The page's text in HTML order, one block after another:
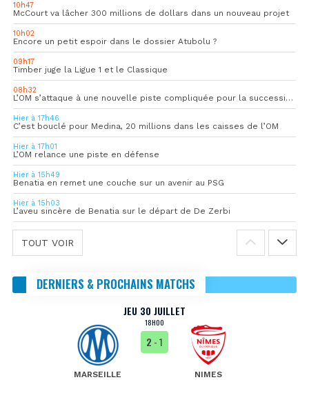
10h47
McCourt va lâcher 300 millions de dollars dans un nouveau projet
10h02
Encore un petit espoir dans le dossier Atubolu ?
09h17
Timber juge la Ligue 1 et le Classique
08h32
L’OM s’attaque à une nouvelle piste compliquée pour la succession de Rulli
Hier à 17h46
C’est bouclé pour Medina, 20 millions dans les caisses de l’OM
Hier à 17h01
L’OM relance une piste en défense
Hier à 15h49
Benatia en remet une couche sur un avenir au PSG
Hier à 15h03
L’aveu sincère de Benatia sur le départ de De Zerbi
TOUT VOIR
DERNIERS & PROCHAINS MATCHS
JEU 30 JUILLET
18H00
MARSEILLE
2 - 1
NIMES